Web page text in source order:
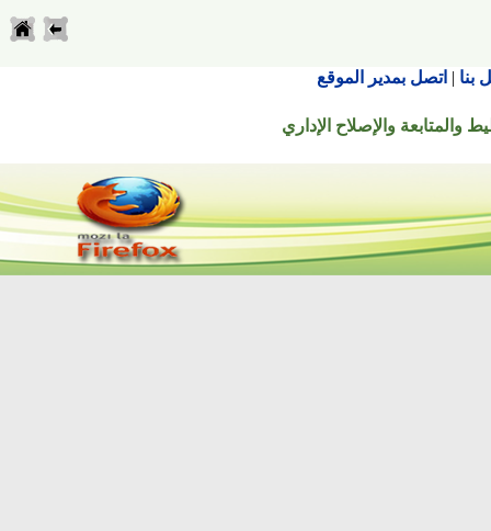
| اتصل بمدير الموقع
والإصلاح الإداري